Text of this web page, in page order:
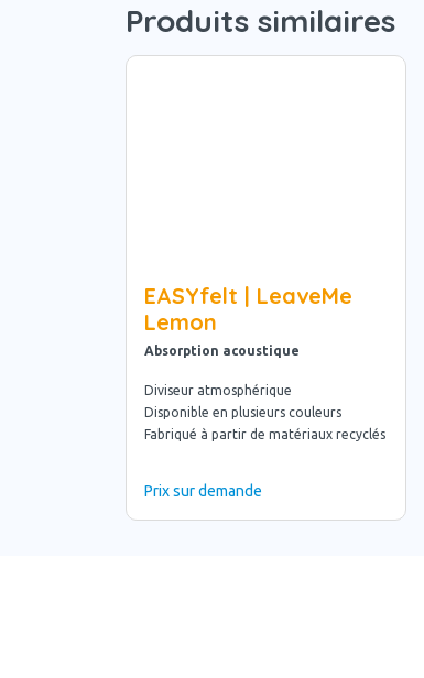
Produits similaires
EASYfelt | LeaveMe
Lemon
Absorption acoustique
Diviseur atmosphérique
Disponible en plusieurs couleurs
Fabriqué à partir de matériaux recyclés
Prix sur demande